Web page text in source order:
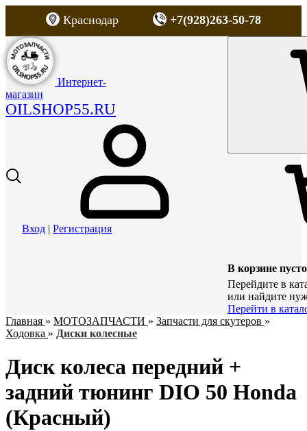
Краснодар +7(928)263-50-78
Интернет-
магазин
OILSHOP55.RU
Вход | Регистрация
В корзине пусто
Перейдите в
или найдите
Перейти в
Главная » МОТОЗАПЧАСТИ » Запчасти для скутеров »
Ходовка » Диски колесные
Диск колеса передний +
задний тюнинг DIO 50 Honda
(Красный)